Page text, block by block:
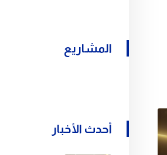
المشاريع
أحدث الأخبار